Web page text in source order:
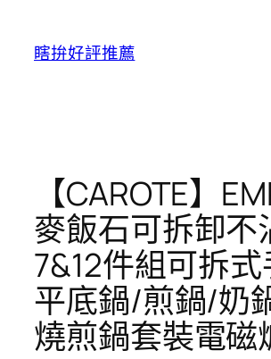
瞎拚好評推薦
【CAROTE】
麥飯石可拆卸不
7&12件組可拆
平底鍋/煎鍋/奶
燒煎鍋套裝電磁